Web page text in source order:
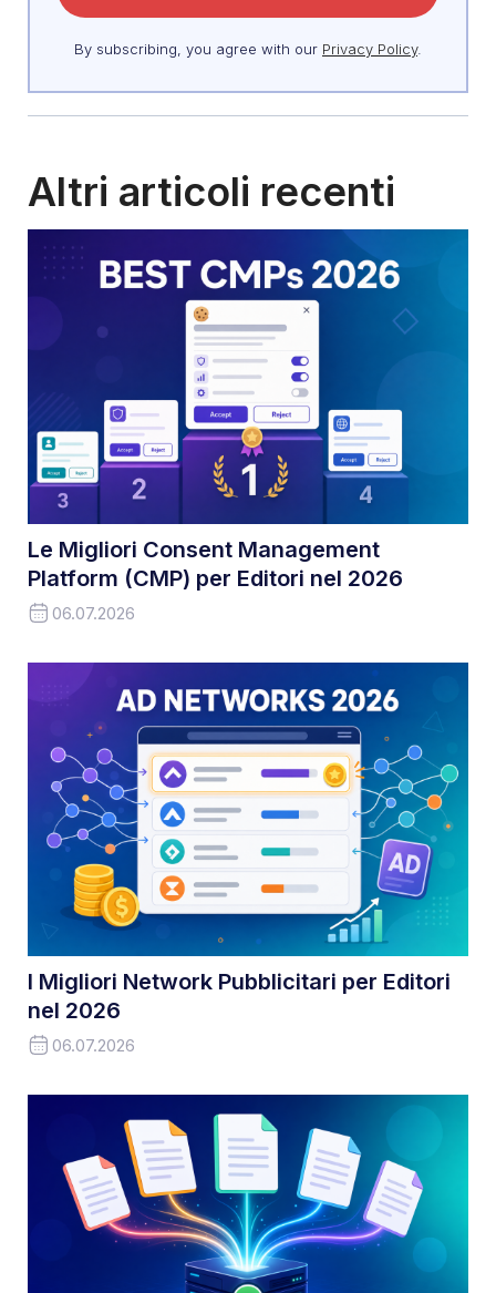
By subscribing, you agree with our Privacy Policy.
Altri articoli recenti
Le Migliori Consent Management
Platform (CMP) per Editori nel 2026
06.07.2026
I Migliori Network Pubblicitari per Editori
nel 2026
06.07.2026